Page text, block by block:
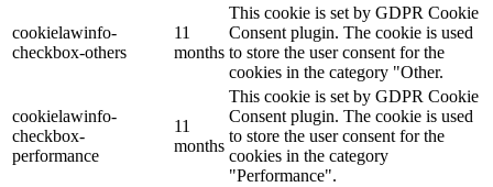
cookielawinfo-
checkbox-others
11
months
This cookie is set by GDPR Cookie
Consent plugin. The cookie is used
to store the user consent for the
cookies in the category "Other.
cookielawinfo-
checkbox-
performance
11
months
This cookie is set by GDPR Cookie
Consent plugin. The cookie is used
to store the user consent for the
cookies in the category
"Performance".